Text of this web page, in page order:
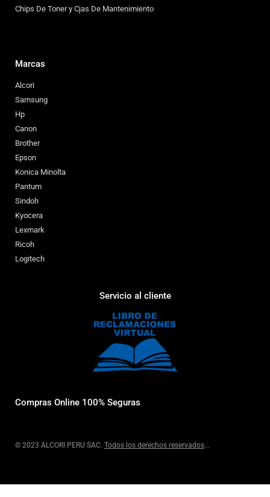
Chips De Toner y Cjas De Mantenimiento
Marcas
Alcori
Samsung
Hp
Canon
Brother
Epson
Konica Minolta
Pantum
Sindoh
Kyocera
Lexmark
Ricoh
Logitech
Servicio al cliente
Compras Online 100% Seguras
© 2023 ALCORI PERU SAC. Todos los derechos reservados...